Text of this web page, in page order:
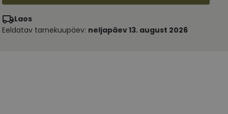
Laos
Eeldatav tarnekuupäev: neljapäev 13. august 2026